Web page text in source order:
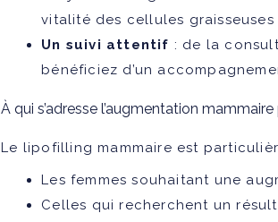
vitalité des cellules graisseuses
Un suivi attentif : de la
bénéficiez d’un
À qui s’adresse l’augmentation
Le lipofilling mammaire est
Les femmes souhaitant une
Celles qui recherchent un